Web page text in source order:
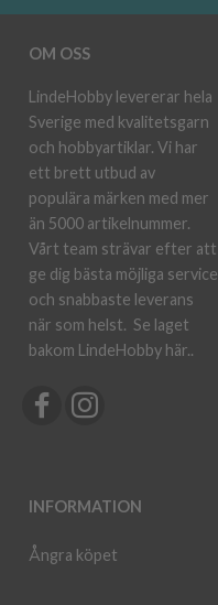
OM OSS
LindeHobby levererar hela
Sverige med kvalitetsgarn
och hobbyartiklar. Vi har
ett brett utbud av
populära märken med mer
än 5000 artikelnummer.
Vårt team strävar efter att
ge dig bästa möjliga service
och snabbaste leverans
när som helst. Se laget
bakom LindeHobby här..
INFORMATION
Ångra köpet